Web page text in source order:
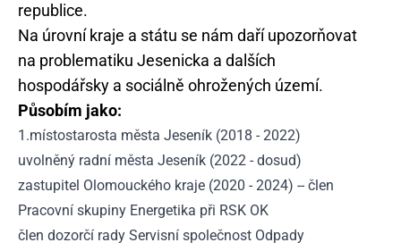
republice.
Na úrovní kraje a státu se nám daří upozorňovat
na problematiku Jesenicka a dalších
hospodářsky a sociálně ohrožených území.
Působím jako:
1.místostarosta města Jeseník (2018 - 2022)
uvolněný radní města Jeseník (2022 - dosud)
zastupitel Olomouckého kraje (2020 - 2024) -- člen
Pracovní skupiny Energetika při RSK OK
člen dozorčí rady Servisní společnost Odpady